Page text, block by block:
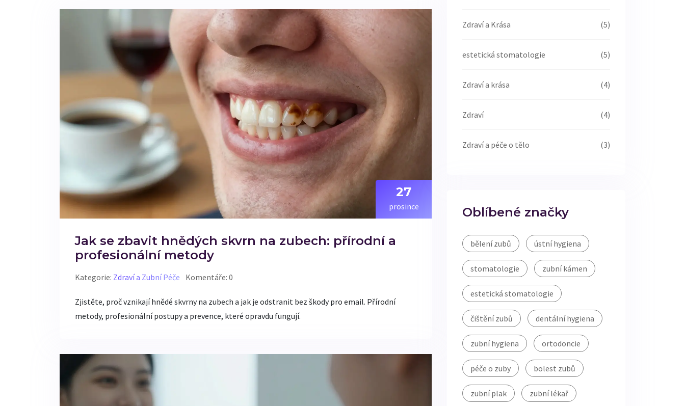
27
prosince
Jak se zbavit hnědých skvrn na zubech: přírodní a
profesionální metody
Kategorie: Zdraví a Zubní Péče Komentáře: 0
Zjistěte, proč vznikají hnědé skvrny na zubech a jak je odstranit bez škody pro email. Přírodní
metody, profesionální postupy a prevence, které opravdu fungují.
Zdraví a Krása (5)
estetická stomatologie (5)
Zdraví a krása (4)
Zdraví (4)
Zdraví a péče o tělo (3)
Oblíbené značky
bělení zubů ústní hygiena
stomatologie zubní kámen
estetická stomatologie
čištění zubů dentální hygiena
zubní hygiena ortodoncie
péče o zuby bolest zubů
zubní plak zubní lékař